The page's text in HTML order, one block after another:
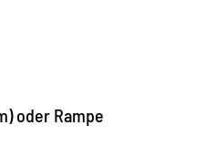
oder Rampe